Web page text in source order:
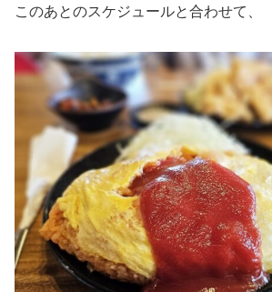
このあとのスケジュールと合わせて、